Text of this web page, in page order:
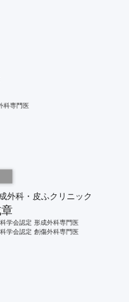
科専門医
外科・皮ふクリニック
学会認定 形成外科専門医
学会認定 創傷外科専門医